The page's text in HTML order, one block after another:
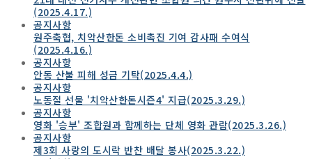
(2025.4.17.)
공지사항
원주축협, 치악산한돈 소비촉진 기여 감사패 수여식
(2025.4.16.)
공지사항
안동 산불 피해 성금 기탁(2025.4.4.)
공지사항
노동절 선물 '치악산한돈시즌4' 지급(2025.3.29.)
공지사항
영화 '승부' 조합원과 함께하는 단체 영화 관람(2025.3.26.)
공지사항
제3회 사랑의 도시락 반찬 배달 봉사(2025.3.22.)